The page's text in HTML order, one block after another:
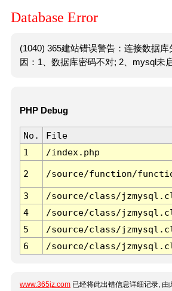
Database Error
(1040) 365建站错误警告：连接数据
因：1、数据库密码不对; 2、mysql未启
PHP Debug
No. File
1
/index.php
2 /source/function/
3 /source/class/
4
/source/class/
5
/source/class/
6
/source/class/
www.365jz.com 已经将此出错信息详细记录,